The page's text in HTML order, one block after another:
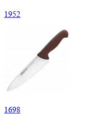
1952
1698